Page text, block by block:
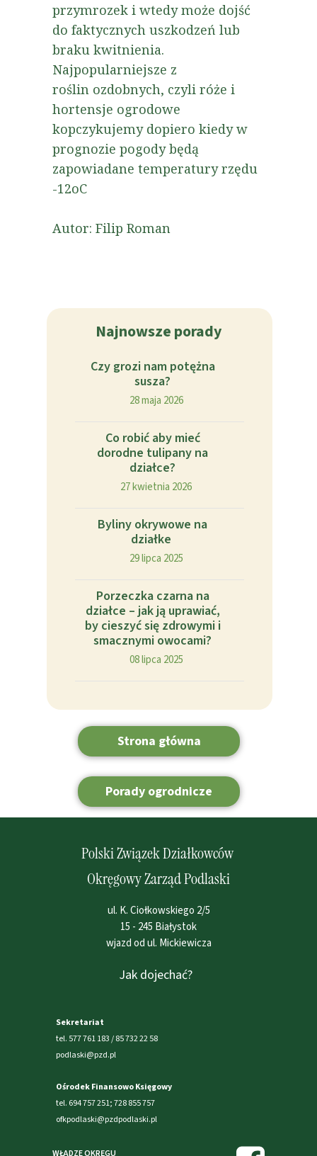
Porady ogrodnicze
Najnowsze porady
Czy grozi nam potężna
susza?
28 maja 2026
Co robić aby mieć
dorodne tulipany na
działce?
27 kwietnia 2026
Byliny okrywowe na
działke
29 lipca 2025
Porzeczka czarna na
działce – jak ją uprawiać,
by cieszyć się zdrowymi i
smacznymi owocami?
08 lipca 2025
Strona główna
przymrozek i wtedy może dojść
do faktycznych uszkodzeń lub
braku kwitnienia.
Najpopularniejsze z
roślin ozdobnych, czyli róże i
hortensje ogrodowe
kopczykujemy dopiero kiedy w
prognozie pogody będą
zapowiadane temperatury rzędu
-12oC
Autor: Filip Roman
Jak dojechać?
Polski Związek Działkowców
Okręgowy Zarząd Podlaski
ul. K. Ciołkowskiego 2/5
15 - 245 Białystok
wjazd od ul. Mickiewicza
Sekretariat
tel. 577 761 183 / 85 732 22 58
podlaski@pzd.pl
Ośrodek Finansowo Księgowy
tel. 694 757 251; 728 855 757
ofkpodlaski@pzdpodlaski.pl
WŁADZE OKRĘGU